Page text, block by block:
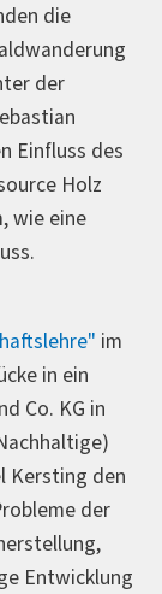
die
der
Einfluss des
Holz
wie eine
im
in ein
Co. KG in
Kersting den
der
Entwicklung